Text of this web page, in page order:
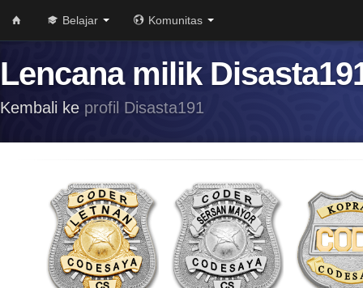
Belajar Komunitas
Lencana milik
Kembali ke profil Disasta191